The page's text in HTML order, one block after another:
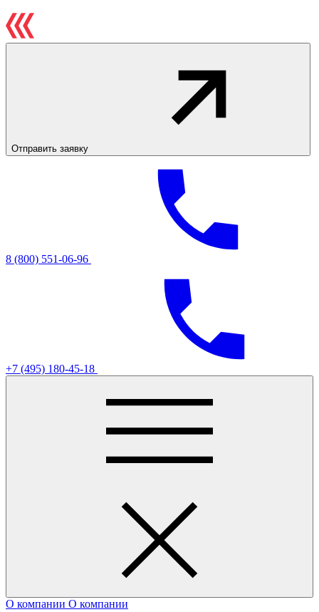
Отправить заявку
8 (800) 551-06-96
+7 (495) 180-45-18
О компании О компании